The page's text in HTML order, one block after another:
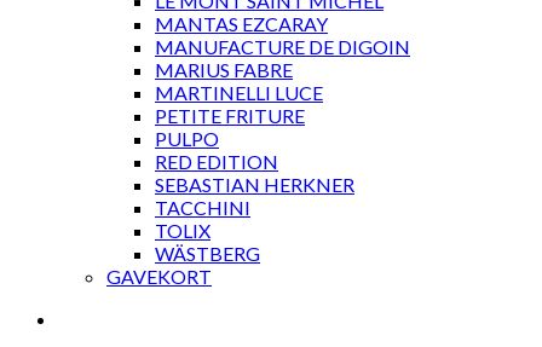
MANTAS EZCARAY
MANUFACTURE DE DIGOIN
MARIUS FABRE
MARTINELLI LUCE
PETITE FRITURE
PULPO
RED EDITION
SEBASTIAN HERKNER
TACCHINI
TOLIX
WÄSTBERG
GAVEKORT